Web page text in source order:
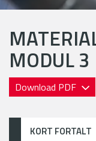
MODUL 3
Download PDF
KORT FORTALT